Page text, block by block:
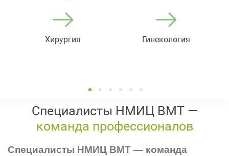
Хирургия Гинекология
1 2 3 4 5 6
Специалисты НМИЦ ВМТ —
команда профессионалов
Специалисты НМИЦ ВМТ — команда